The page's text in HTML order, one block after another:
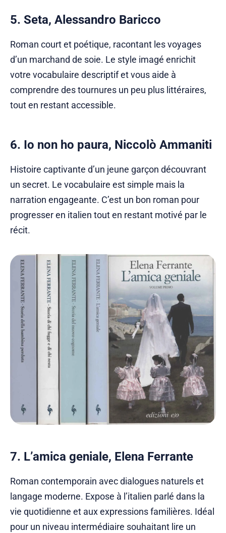
5. Seta, Alessandro Baricco
Roman court et poétique, racontant les voyages
d’un marchand de soie. Le style imagé enrichit
votre vocabulaire descriptif et vous aide à
comprendre des tournures un peu plus littéraires,
tout en restant accessible.
6. Io non ho paura, Niccolò Ammaniti
Histoire captivante d’un jeune garçon découvrant
un secret. Le vocabulaire est simple mais la
narration engageante. C’est un bon roman pour
progresser en italien tout en restant motivé par le
récit.
7. L’amica geniale, Elena Ferrante
Roman contemporain avec dialogues naturels et
langage moderne. Expose à l’italien parlé dans la
vie quotidienne et aux expressions familières. Idéal
pour un niveau intermédiaire souhaitant lire un